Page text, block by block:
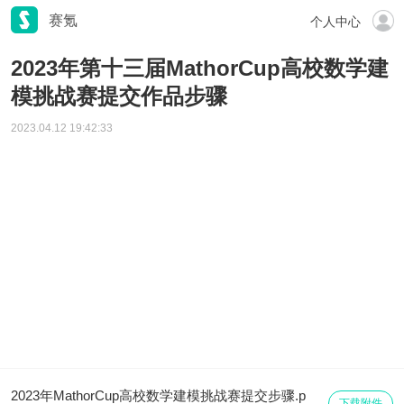
赛氪 个人中心
2023年第十三届MathorCup高校数学建
模挑战赛提交作品步骤
2023.04.12 19:42:33
2023年MathorCup高校数学建模挑战赛提交步骤.p